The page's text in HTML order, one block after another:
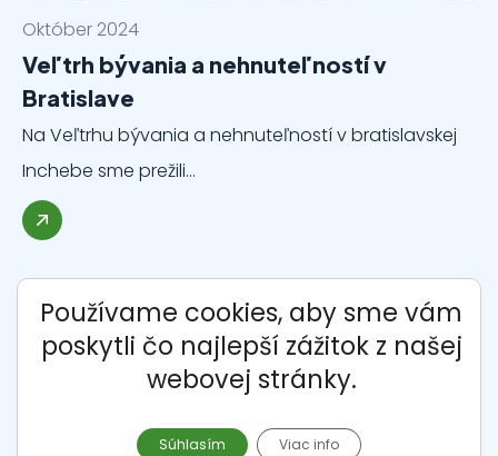
Október 2024
Veľtrh bývania a nehnuteľností v
Bratislave
Na Veľtrhu bývania a nehnuteľností v bratislavskej
Inchebe sme prežili…
Používame cookies, aby sme vám
poskytli čo najlepší zážitok z našej
webovej stránky.
Súhlasím Viac info